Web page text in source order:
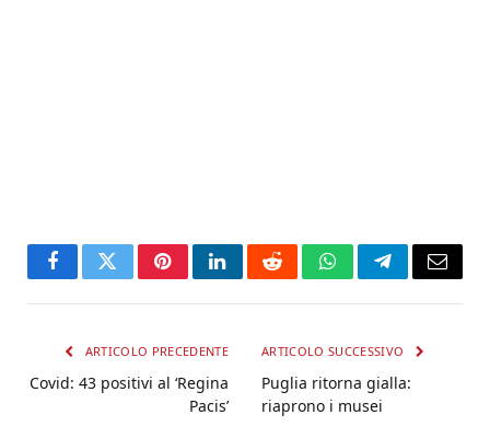
FacebookTwitterPinterestLinkedInRedditWhatsAppTelegramEmail
ARTICOLO PRECEDENTE
Covid: 43 positivi al ‘Regina
Pacis’
ARTICOLO SUCCESSIVO
Puglia ritorna gialla:
riaprono i musei